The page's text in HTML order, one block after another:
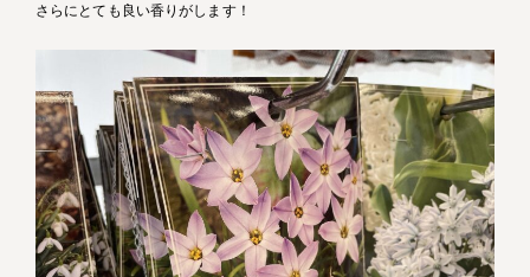
さらにとても良い香りがします！